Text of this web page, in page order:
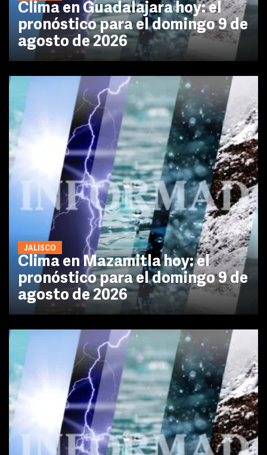
Clima en Guadalajara hoy: el
pronóstico para el domingo 9 de
agosto de 2026
JALISCO
Clima en Mazamitla hoy: el
pronóstico para el domingo 9 de
agosto de 2026